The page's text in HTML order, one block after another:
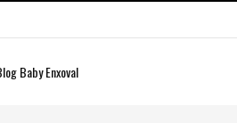
Baby Enxoval